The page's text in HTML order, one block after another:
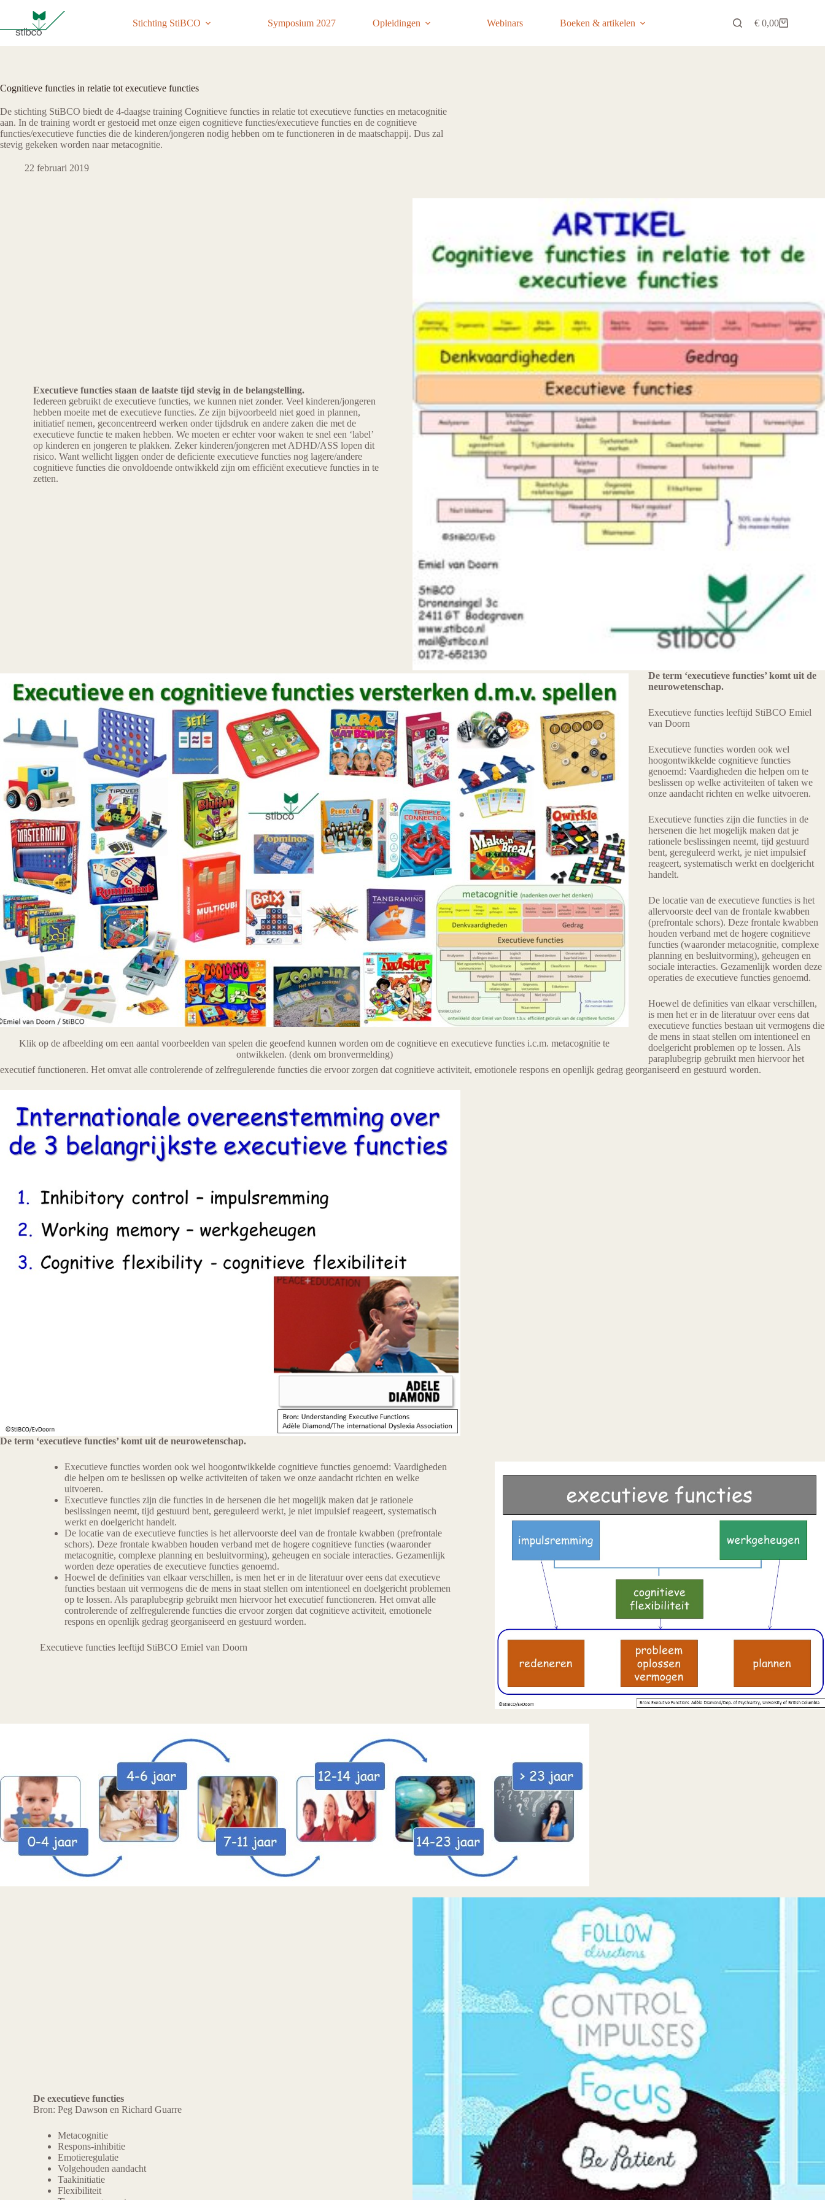
de
inhoud
Stichting StiBCO Symposium 2027 Opleidingen Webinars Boeken & artikelen Winkelwagen
€ 0,00
Cognitieve functies in relatie tot executieve functies
De stichting StiBCO biedt de 4-daagse training Cognitieve functies in relatie tot executieve functies en metacognitie
aan. In de training wordt er gestoeid met onze eigen cognitieve functies/executieve functies en de cognitieve
functies/executieve functies die de kinderen/jongeren nodig hebben om te functioneren in de maatschappij. Dus zal
stevig gekeken worden naar metacognitie.
22 februari 2019
Executieve functies staan de laatste tijd stevig in de belangstelling.
Iedereen gebruikt de executieve functies, we kunnen niet zonder. Veel kinderen/jongeren
hebben moeite met de executieve functies. Ze zijn bijvoorbeeld niet goed in plannen,
initiatief nemen, geconcentreerd werken onder tijdsdruk en andere zaken die met de
executieve functie te maken hebben. We moeten er echter voor waken te snel een ‘label’
op kinderen en jongeren te plakken. Zeker kinderen/jongeren met ADHD/ASS lopen dit
risico. Want wellicht liggen onder de deficiente executieve functies nog lagere/andere
cognitieve functies die onvoldoende ontwikkeld zijn om efficiënt executieve functies in te
zetten.
Klik op de afbeelding om een aantal voorbeelden van spelen die geoefend kunnen worden om de cognitieve en executieve functies i.c.m. metacognitie te
ontwikkelen. (denk om bronvermelding)
De term ‘executieve functies’ komt uit de
neurowetenschap.
Executieve functies leeftijd StiBCO Emiel
van Doorn
Executieve functies worden ook wel
hoogontwikkelde cognitieve functies
genoemd: Vaardigheden die helpen om te
beslissen op welke activiteiten of taken we
onze aandacht richten en welke uitvoeren.
Executieve functies zijn die functies in de
hersenen die het mogelijk maken dat je
rationele beslissingen neemt, tijd gestuurd
bent, gereguleerd werkt, je niet impulsief
reageert, systematisch werkt en doelgericht
handelt.
De locatie van de executieve functies is het
allervoorste deel van de frontale kwabben
(prefrontale schors). Deze frontale kwabben
houden verband met de hogere cognitieve
functies (waaronder metacognitie, complexe
planning en besluitvorming), geheugen en
sociale interacties. Gezamenlijk worden deze
operaties de executieve functies genoemd.
Hoewel de definities van elkaar verschillen,
is men het er in de literatuur over eens dat
executieve functies bestaan uit vermogens die
de mens in staat stellen om intentioneel en
doelgericht problemen op te lossen. Als
paraplubegrip gebruikt men hiervoor het
executief functioneren. Het omvat alle controlerende of zelfregulerende functies die ervoor zorgen dat cognitieve activiteit, emotionele respons en openlijk gedrag georganiseerd en gestuurd worden.
De term ‘executieve functies’ komt uit de neurowetenschap.
Executieve functies worden ook wel hoogontwikkelde cognitieve functies genoemd: Vaardigheden
die helpen om te beslissen op welke activiteiten of taken we onze aandacht richten en welke
uitvoeren.
Executieve functies zijn die functies in de hersenen die het mogelijk maken dat je rationele
beslissingen neemt, tijd gestuurd bent, gereguleerd werkt, je niet impulsief reageert, systematisch
werkt en doelgericht handelt.
De locatie van de executieve functies is het allervoorste deel van de frontale kwabben (prefrontale
schors). Deze frontale kwabben houden verband met de hogere cognitieve functies (waaronder
metacognitie, complexe planning en besluitvorming), geheugen en sociale interacties. Gezamenlijk
worden deze operaties de executieve functies genoemd.
Hoewel de definities van elkaar verschillen, is men het er in de literatuur over eens dat executieve
functies bestaan uit vermogens die de mens in staat stellen om intentioneel en doelgericht problemen
op te lossen. Als paraplubegrip gebruikt men hiervoor het executief functioneren. Het omvat alle
controlerende of zelfregulerende functies die ervoor zorgen dat cognitieve activiteit, emotionele
respons en openlijk gedrag georganiseerd en gestuurd worden.
Executieve functies leeftijd StiBCO Emiel van Doorn
De executieve functies
Bron: Peg Dawson en Richard Guarre
Metacognitie
Respons-inhibitie
Emotieregulatie
Volgehouden aandacht
Taakinitiatie
Flexibiliteit